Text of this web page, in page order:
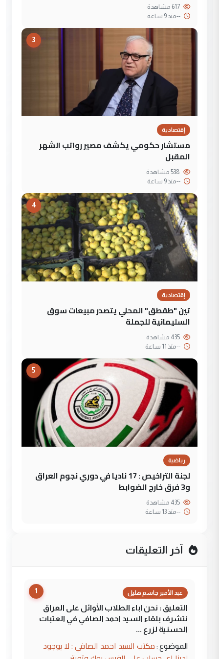
--منذ 9 ساعة
3
إقتصادية
مستشار حكومي يكشف مصير رواتب الشهر
المقبل
--منذ 9 ساعة
4
إقتصادية
تين "طقطق" المحلي يتصدر مبيعات سوق
السليمانية للجملة
--منذ 11 ساعة
5
رياضية
لجنة التراخيص : 17 ناديا في دوري نجوم العراق
و3 فرق خارج الضوابط
--منذ 13 ساعة
آخر التعليقات
1 عبد الأمير جاسم هليل
التعليق : نحن اباء الطلاب الأوائل على العراق
نتشرف بلقاء السيد احمد الصافي في العتبات
الحسنية لزرع ...
الموضوع : مكتب السيد احمد الصافي : لا يوجود